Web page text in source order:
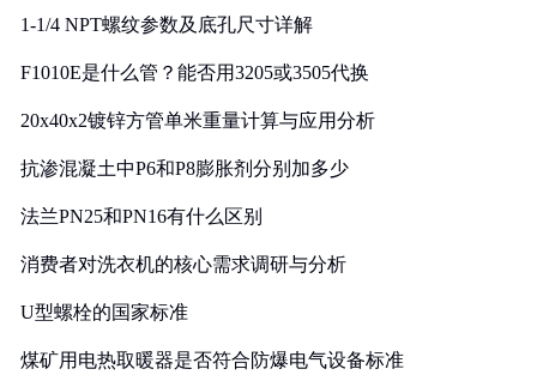
1-1/4 NPT螺纹参数及底孔尺寸详解
F1010E是什么管？能否用3205或3505代换
20x40x2镀锌方管单米重量计算与应用分析
抗渗混凝土中P6和P8膨胀剂分别加多少
法兰PN25和PN16有什么区别
消费者对洗衣机的核心需求调研与分析
U型螺栓的国家标准
煤矿用电热取暖器是否符合防爆电气设备标准